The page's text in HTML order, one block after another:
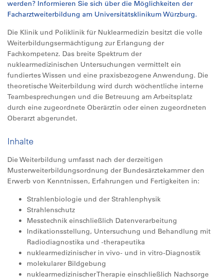
werden? Informieren Sie sich über die Möglichkeiten der
Facharztweiterbildung am Universitätsklinikum Würzburg.
Die Klinik und Poliklinik für Nuklearmedizin besitzt die volle
Weiterbildungsermächtigung zur Erlangung der
Fachkompetenz. Das breite Spektrum der
nuklearmedizinischen Untersuchungen vermittelt ein
fundiertes Wissen und eine praxisbezogene Anwendung. Die
theoretische Weiterbildung wird durch wöchentliche interne
Teambesprechungen und die Betreuung am Arbeitsplatz
durch eine zugeordnete Oberärztin oder einen zugeordneten
Oberarzt abgerundet.
Inhalte
Die Weiterbildung umfasst nach der derzeitigen
Musterweiterbildungsordnung der Bundesärztekammer den
Erwerb von Kenntnissen, Erfahrungen und Fertigkeiten in:
Strahlenbiologie und der Strahlenphysik
Strahlenschutz
Messtechnik einschließlich Datenverarbeitung
Indikationsstellung, Untersuchung und Behandlung mit
Radiodiagnostika und -therapeutika
nuklearmedizinischer in vivo- und in vitro-Diagnostik
molekularer Bildgebung
nuklearmedizinischer Therapie einschließlich Nachsorge